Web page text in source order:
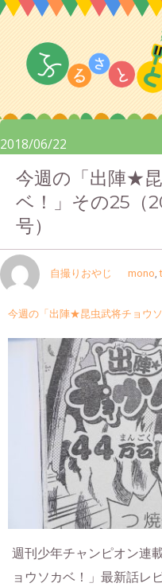
2018/06/22
今週の「出陣★
ベ！」その25（
号）
自撮りおやじ mono,
今週の「出陣★昆虫武将チョウソ
週刊少年チャンピオン連
ョウソカベ！」最新話レ